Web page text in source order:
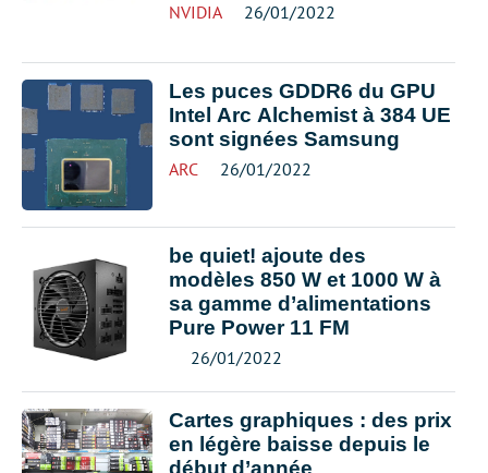
NVIDIA 26/01/2022
Les puces GDDR6 du GPU
Intel Arc Alchemist à 384 UE
sont signées Samsung
ARC 26/01/2022
be quiet! ajoute des
modèles 850 W et 1000 W à
sa gamme d’alimentations
Pure Power 11 FM
26/01/2022
Cartes graphiques : des prix
en légère baisse depuis le
début d’année